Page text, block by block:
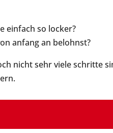
einfach so locker?
anfang an belohnst?
nicht sehr viele schritte